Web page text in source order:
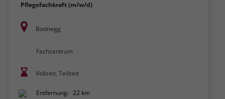
Pflegefachkraft (m/w/d)
Bodnegg
Fachzentrum
Vollzeit, Teilzeit
Entfernung: 22 km